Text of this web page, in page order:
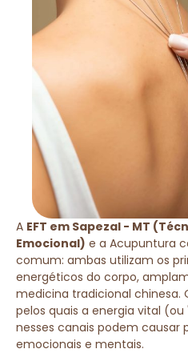
A EFT em Sapezal - MT
Emocional) e a Acupuntura
comum: ambas utilizam os
energéticos do corpo,
medicina tradicional chinesa.
pelos quais a energia vital (ou
nesses canais podem causar
emocionais e mentais.